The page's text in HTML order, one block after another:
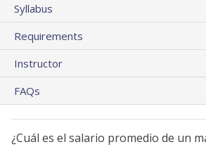
Syllabus
Requirements
Instructor
FAQs
¿Cuál es el salario promedio de un